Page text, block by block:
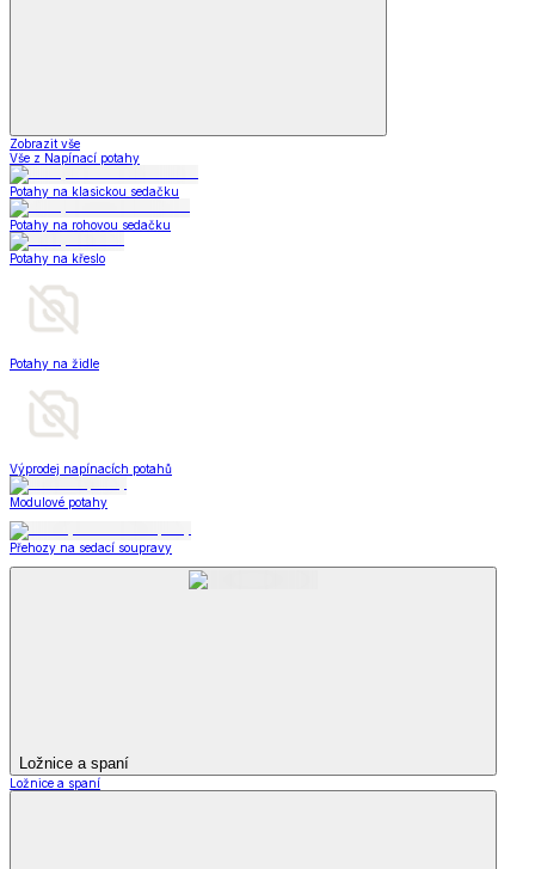
Zobrazit vše
Vše z Napínací potahy
Potahy na klasickou sedačku
Potahy na rohovou sedačku
Potahy na křeslo
Potahy na židle
Výprodej napínacích potahů
Modulové potahy
Přehozy na sedací soupravy
Ložnice a spaní
Ložnice a spaní